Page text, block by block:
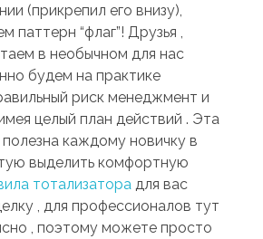
(прикрепил его внизу),
паттерн “флаг”! Друзья ,
в необычном для нас
будем на практике
риск менеджмент и
целый план действий . Эта
каждому новичку в
выделить комфортную
тотализатора для вас
, для профессионалов тут
, поэтому можете просто